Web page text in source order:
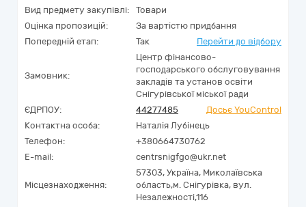
Вид предмету закупівлі:
Товари
Оцінка пропозицій:
За вартістю придбання
Попередній етап:
Так Перейти до відбору
Замовник:
Центр фінансово-
господарського обслуговування
закладів та установ освіти
Снігурівської міської ради
ЄДРПОУ:
44277485
Досьє YouControl
Контактна особа:
Наталія Лубінець
Телефон:
+380664730762
E-mail:
centrsnigfgo@ukr.net
Місцезнаходження:
57303, Україна, Миколаївська
область,м. Снігурівка, вул.
Незалежності,116